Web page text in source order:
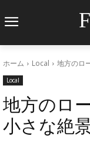
ホーム Local 地方のロ
Local
地方のロ
小さな絶